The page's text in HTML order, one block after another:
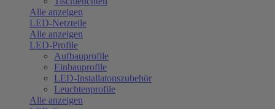
Alle anzeigen
LED-Netzteile
Alle anzeigen
LED-Profile
Aufbauprofile
Einbauprofile
LED-Installatonszubehör
Leuchtenprofile
Alle anzeigen